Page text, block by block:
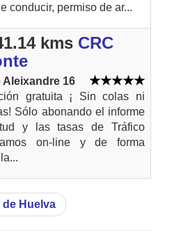
conducir, permiso de ar...
kms CRC
Aleixandre 16
gratuita ¡ Sin colas ni
Sólo abonando el informe
y las tasas de Tráfico
on-line y de forma
Huelva